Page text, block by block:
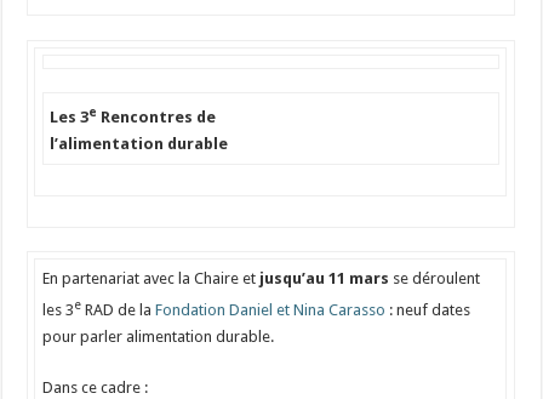
Les 3e Rencontres de
l’alimentation durable
En partenariat avec la Chaire etjusqu’au 11 mars se déroulent
les 3e RAD de la Fondation Daniel et Nina Carasso : neuf dates
pour parler alimentation durable.
Dans ce cadre :